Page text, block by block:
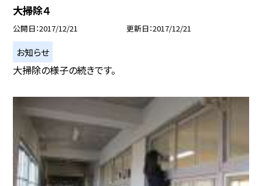
大掃除４
公開日 2017/12/21 更新日 2017/12/21
お知らせ
大掃除の様子の続きです。